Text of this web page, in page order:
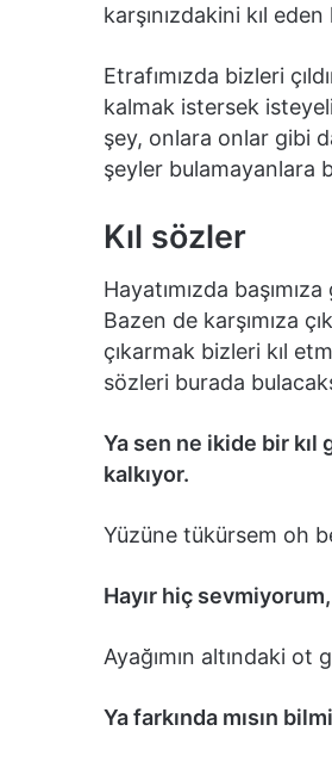
karşınızdakini kıl
Etrafımızda bizleri
kalmak istersek
şey, onlara onlar gibi
şeyler bulamayanlara
Kıl sözler
Hayatımızda
Bazen de karşımıza
çıkarmak bizleri kıl
sözleri burada
Ya sen ne ikide bir
kalkıyor.
Yüzüne tükürsem oh
Hayır hiç
Ayağımın altındaki
Ya farkında mısın